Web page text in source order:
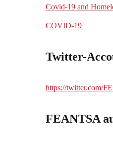
Covid-19 and
COVID-19
Twitter-
https://twitter.com/
FEANTSA